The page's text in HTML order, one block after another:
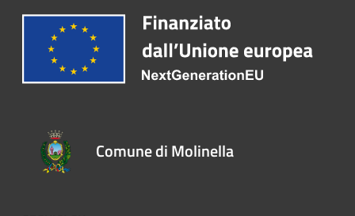
Comune di Molinella